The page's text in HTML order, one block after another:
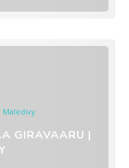
Maledivy
GIRAVAARU |